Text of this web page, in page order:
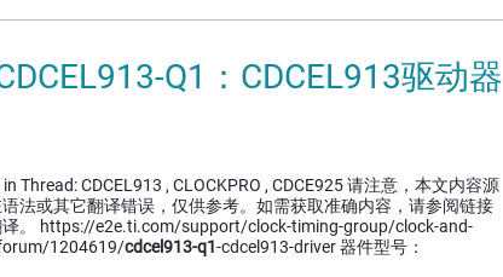
Q1：CDCEL913驱动器
Thread: CDCEL913 , CLOCKPRO , CDCE925 请注意，本文内容源
法或其它翻译错误，仅供参考。如需获取准确内容，请参阅链接
。 https://e2e.ti.com/support/clock-timing-group/clock-and-
1204619/cdcel913-q1-cdcel913-driver 器件型号：